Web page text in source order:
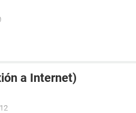
a Internet)